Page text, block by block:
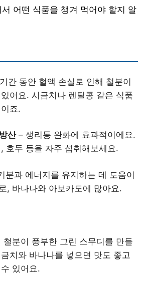
어떤 식품을 챙겨 먹어야 할지 알
간 동안 혈액 손실로 인해 철분이
어요. 시금치나 렌틸콩 같은 식품
죠.
산– 생리통 완화에 효과적이에요.
호두 등을 자주 섭취해보세요.
분과 에너지를 유지하는 데 도움이
, 바나나와 아보카도에 많아요.
철분이 풍부한 그린 스무디를 만들
치와 바나나를 넣으면 맛도 좋고
있어요.